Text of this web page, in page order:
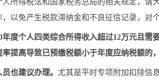
得税法和国家税务总局的相关规定，请大
以免产生税款滞纳金和不良征信记录，对
年度个人四类综合所得收入超过12万元且
提高导致已预缴税额小于年度应纳税额的
也建议办理。 尤其是平时专项附加扣除信